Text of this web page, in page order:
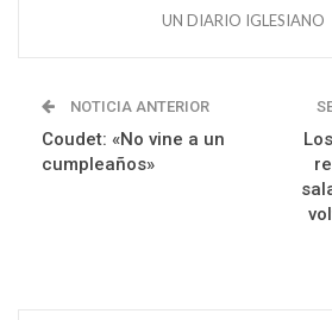
UN DIARIO IGLESIANO
NOTICIA ANTERIOR
Coudet: «No vine a un
cumpleaños»